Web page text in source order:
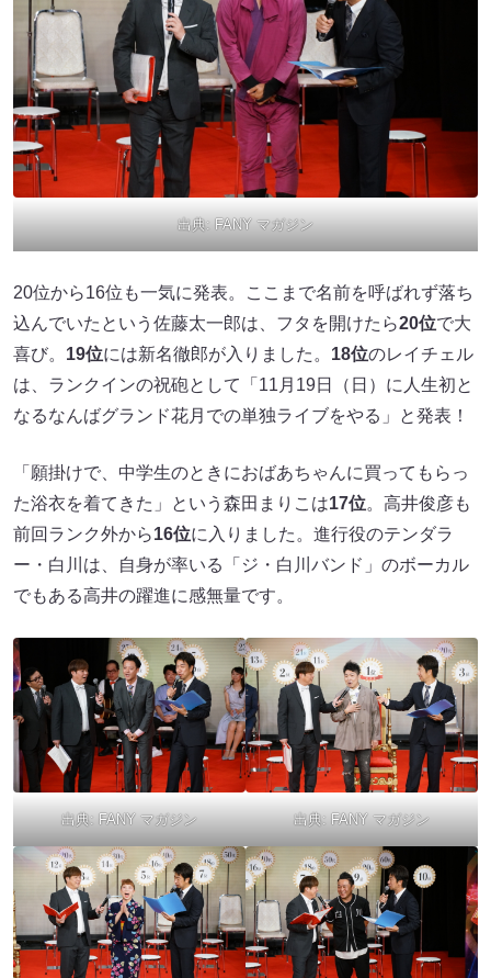
出典: FANY マガジン
20位から16位も一気に発表。ここまで名前を呼ばれず落ち
込んでいたという佐藤太一郎は、フタを開けたら20位で大
喜び。 19位には新名徹郎が入りました。 18位のレイチェル
は、ランクインの祝砲として「11月19日（日）に人生初と
なるなんばグランド花月での単独ライブをやる」と発表！
「願掛けで、中学生のときにおばあちゃんに買ってもらっ
た浴衣を着てきた」という森田まりこは17位。高井俊彦も
前回ランク外から16位に入りました。進行役のテンダラ
ー・白川は、自身が率いる「ジ・白川バンド」のボーカル
でもある高井の躍進に感無量です。
出典: FANY マガジン 出典: FANY マガジン